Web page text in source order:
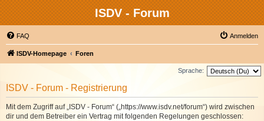
ISDV - Forum
FAQ Anmelden
ISDV-Homepage Foren
Sprache:
ISDV - Forum - Registrierung
Mit dem Zugriff auf „ISDV - Forum“ („https://www.isdv.net/forum“) wird zwischen
dir und dem Betreiber ein Vertrag mit folgenden Regelungen geschlossen: